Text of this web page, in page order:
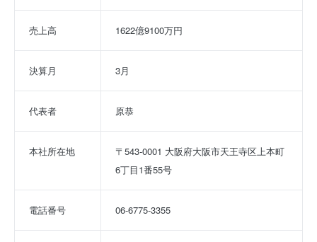
売上高 1622億9100万円
決算月 3月
代表者 原恭
本社所在地
〒543-0001 大阪府大阪市天王寺区上本町
6丁目1番55号
電話番号 06-6775-3355